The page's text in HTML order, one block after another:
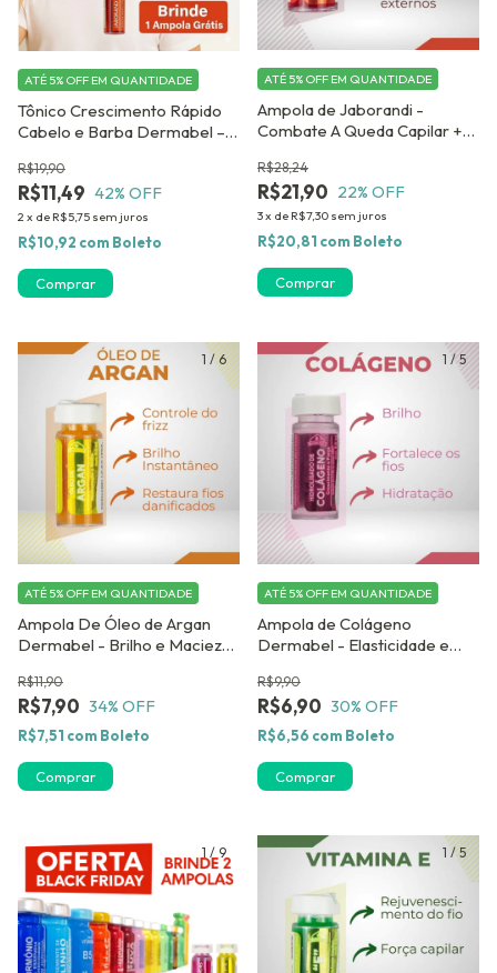
Tônico Crescimento Rápido
Cabelo e Barba Dermabel –
R$11,49
R$19,90
42% OFF
2 x de R$5,75 sem juros
ATÉ 5% OFF EM QUANTIDADE
R$10,92 com Boleto
Ampola de Jaborandi -
Combate A Queda Capilar +
ampolas
R$21,90
R$28,24
22% OFF
3x de R$7,30 sem juros
ATÉ 5% OFF EM QUANTIDADE
R$20,81 com Boleto
1 /6
Ampola De Óleo de Argan
Dermabel - Brilho e Maciez
R$7,90
R$11,90
34% OFF
ATÉ 5% OFF EM QUANTIDADE
R$7,51 com Boleto
Comprar
1 /5
Ampola de Colágeno
Dermabel - Elasticidade e
R$6,90
R$9,90
30% OFF
ATÉ 5% OFF EM QUANTIDADE
R$6,56 com Boleto
Comprar
1 / 9 1 /5